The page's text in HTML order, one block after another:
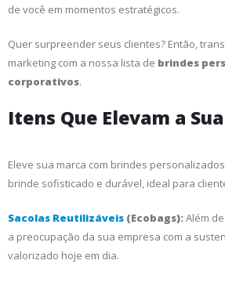
de você em momentos estratégicos.
Quer surpreender seus clientes? Então,
marketing com a nossa lista de brindes
corporativos.
Itens Que Elevam a
Eleve sua marca com brindes
brinde sofisticado e durável, ideal para
Sacolas Reutilizáveis (Ecobags):Além
a preocupação da sua empresa com a
valorizado hoje em dia.